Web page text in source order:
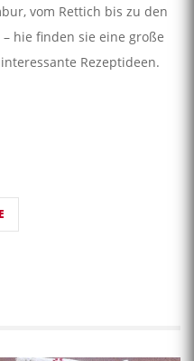
vom Rettich bis zu den
hie finden sie eine große
Rezeptideen.